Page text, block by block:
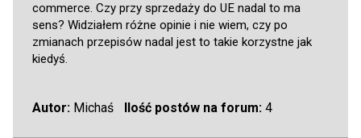
commerce. Czy przy sprzedaży do UE nadal to ma
sens? Widziałem różne opinie i nie wiem, czy po
zmianach przepisów nadal jest to takie korzystne jak
kiedyś.
Autor: Michaś Ilość postów na forum:4